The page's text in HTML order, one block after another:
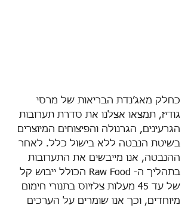
כחלק מאג׳נדת הבריאות של מרסי
גודיז, תמצאו אצלנו את סדרת תערובות
הגרעינים, הגרנולה והפיצוחים המיוצרים
בשיטת הנבטה ללא בישול כלל. לאחר
ההנבטה, אנו מייבשים את התערובות
בתהליך ה- Raw Food הכולל ייבוש קל
של עד 45 מעלות צלזיוס בתנורי חימום
מיוחדים, וכך אנו שומרים על הערכים